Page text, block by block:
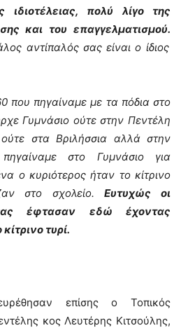
ιδιοτέλειας, πολύ λίγο της
και του επαγγελματισμού.
αντίπαλός σας είναι ο ίδιος
που πηγαίναμε με τα πόδια στο
Γυμνάσιο ούτε στην Πεντέλη
στα Βριλήσσια αλλά στην
στο Γυμνάσιο για
ο κυριότερος ήταν το κίτρινο
στο σχολείο.Ευτυχώς οι
έφτασαν εδώ έχοντας
τυρί.
επίσης ο Τοπικός
κος Λευτέρης Κιτσούλης,